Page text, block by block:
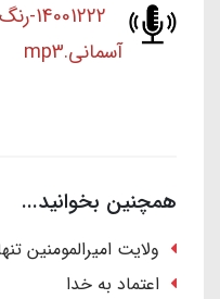
آسمانی.mp3
همچنین بخوانید...
ولایت امیرالمومنین
اعتماد به خدا